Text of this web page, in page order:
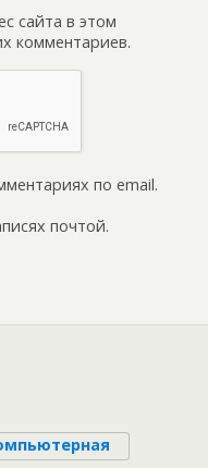
сайта в этом
комментариев.
по email.
почтой.